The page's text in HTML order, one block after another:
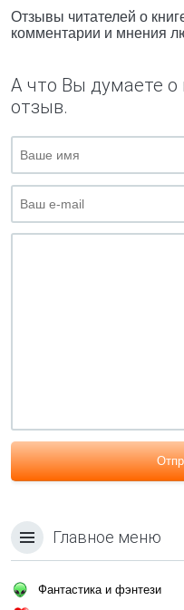
Отзывы читателей о
комментарии и мнения
А что Вы думаете о
отзыв.
Главное меню
Фантастика и фэнтези